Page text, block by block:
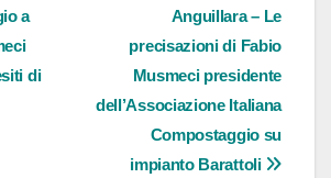
Anguillara – Le
precisazioni di Fabio
Musmeci presidente
dell’Associazione Italiana
Compostaggio su
impianto Barattoli
a
di